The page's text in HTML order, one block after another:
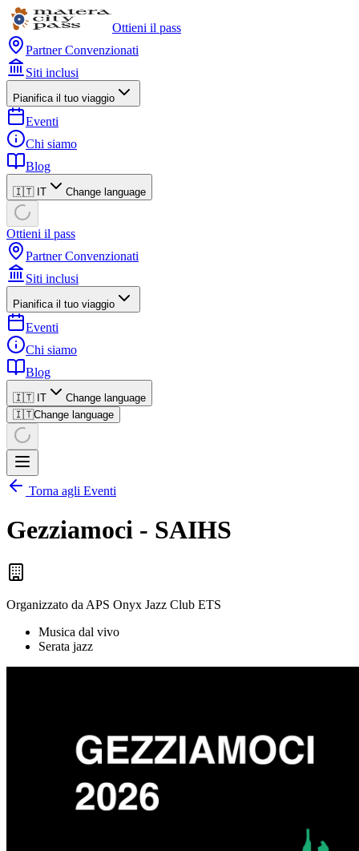
Ottieni il pass
Partner Convenzionati
Siti inclusi
Pianifica il tuo viaggio
Eventi
Chi siamo
Blog
🇮🇹 IT Change language
Ottieni il pass
Partner Convenzionati
Siti inclusi
Pianifica il tuo viaggio
Eventi
Chi siamo
Blog
🇮🇹 IT
Change language
🇮🇹Change language
Torna agli Eventi
Gezziamoci - SAIHS
Organizzato da APS Onyx Jazz Club ETS
Musica dal vivo
Serata jazz